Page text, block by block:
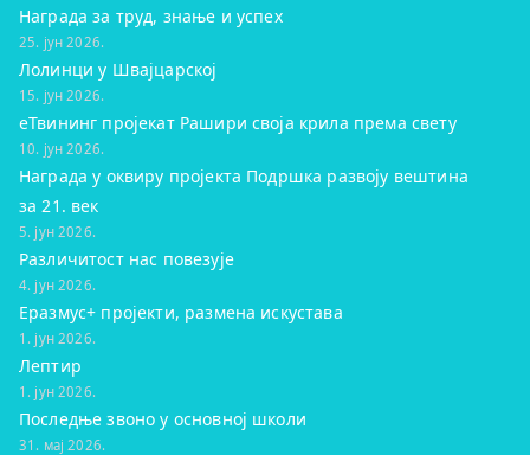
Награда за труд, знање и успех
25. јун 2026.
Лолинци у Швајцарској
15. јун 2026.
eТвининг пројекат Рашири своја крила према свету
10. јун 2026.
Награда у оквиру пројекта Подршка развоју вештина
за 21. век
5. јун 2026.
Различитост нас повезује
4. јун 2026.
Еразмус+ пројекти, размена искустава
1. јун 2026.
Лептир
1. јун 2026.
Последње звоно у основној школи
31. мај 2026.